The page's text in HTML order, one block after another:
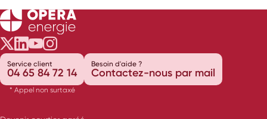
Opéra Énergie sur Twitter
Opéra Énergie sur LinkedIn
Opéra Énergie sur Youtube
Opéra Énergie sur Instagram
Service client
04 65 84 72 14
* Appel non surtaxé
Besoin d'aide ?
Contactez-nous par mail